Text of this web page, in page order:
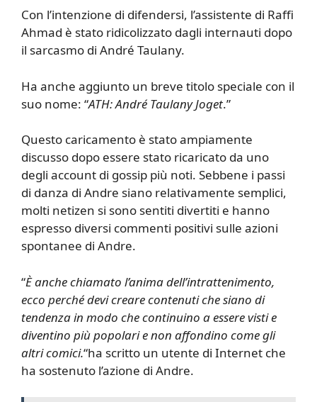
Con l’intenzione di difendersi, l’assistente di Raffi
Ahmad è stato ridicolizzato dagli internauti dopo
il sarcasmo di André Taulany.
Ha anche aggiunto un breve titolo speciale con il
suo nome: “ATH: André Taulany Joget.”
Questo caricamento è stato ampiamente
discusso dopo essere stato ricaricato da uno
degli account di gossip più noti. Sebbene i passi
di danza di Andre siano relativamente semplici,
molti netizen si sono sentiti divertiti e hanno
espresso diversi commenti positivi sulle azioni
spontanee di Andre.
“È anche chiamato l’anima dell’intrattenimento,
ecco perché devi creare contenuti che siano di
tendenza in modo che continuino a essere visti e
diventino più popolari e non affondino come gli
altri comici.“ha scritto un utente di Internet che
ha sostenuto l’azione di Andre.